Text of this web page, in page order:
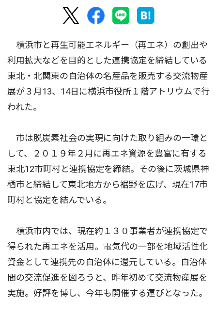
横浜市と再生可能エネルギー（再エネ）の創出や
利用拡大などを目的とした連携協定を締結している
東北・北関東の自治体の名産品を販売する交流物産
展が３月13、14日に横浜市役所１階アトリウムで行
われた。
市は脱炭素社会の実現に向けた取り組みの一環と
して、２０１９年２月に再エネ資源を豊富に有する
東北12市町村と連携協定を締結。その後に茨城県神
栖市と締結して東北地方から裾野を広げ、現在17市
町村と協定を結んでいる。
横浜市内では、現在約１３０事業者が連携協定で
得られた再エネを活用。電気代の一部を地域活性化
資金として連携先の自治体に還元している。自治体
間の交流促進を図ろうと、昨年初めて交流物産展を
実施。好評を博し、今年も開催する運びとなった。